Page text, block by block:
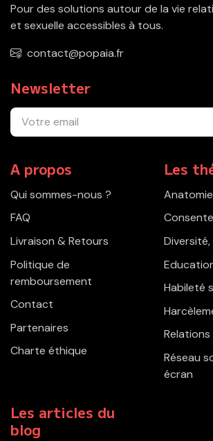
Pour des solutions autour de la vie
et sexuelle accessibles à tous.
contact@popaia.fr
Newsletter
A propos
Qui sommes-nous ?
FAQ
Livraison & Retours
Politique de
remboursement
Contact
Partenaires
Charte éthique
Les
Habileté
Relations
Réseau
écran
Les articles du
blog